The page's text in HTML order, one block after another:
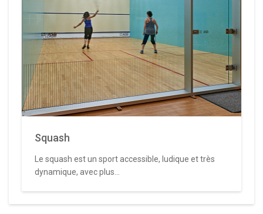
Squash
Le squash est un sport accessible, ludique et très
dynamique, avec plus...